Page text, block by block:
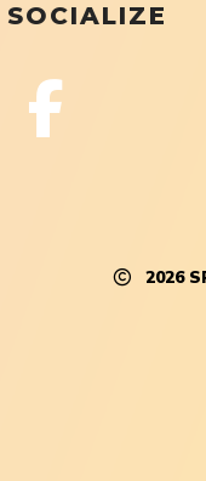
SOCIALIZE
2026